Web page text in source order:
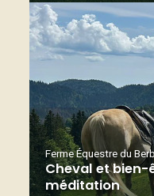
Ferme Équestre du
Cheval et bien-
méditation